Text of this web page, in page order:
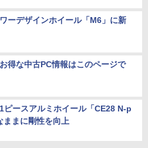
ーデザインホイール「M6」に新
得な中古PC情報はこのページで
ピースアルミホイール「CE28 N-p
ままに剛性を向上